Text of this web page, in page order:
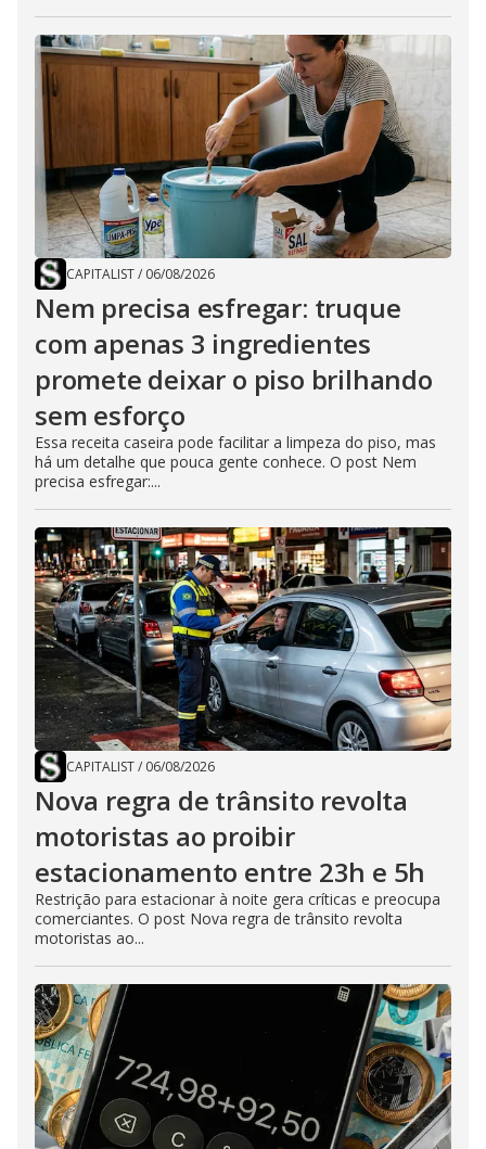
CAPITALIST/ 06/08/2026
Nem precisa esfregar: truque
com apenas 3 ingredientes
promete deixar o piso brilhando
sem esforço
Essa receita caseira pode facilitar a limpeza do piso, mas
há um detalhe que pouca gente conhece. O post Nem
precisa esfregar:...
CAPITALIST/ 06/08/2026
Nova regra de trânsito revolta
motoristas ao proibir
estacionamento entre 23h e 5h
Restrição para estacionar à noite gera críticas e preocupa
comerciantes. O post Nova regra de trânsito revolta
motoristas ao...